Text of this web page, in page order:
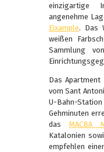
einzigartige
angenehme
Eixample. Das
weißen
Sammlung
Das
vom Sant
U-Bahn-
Gehminuten
das MACBA
Katalonien
empfehlen